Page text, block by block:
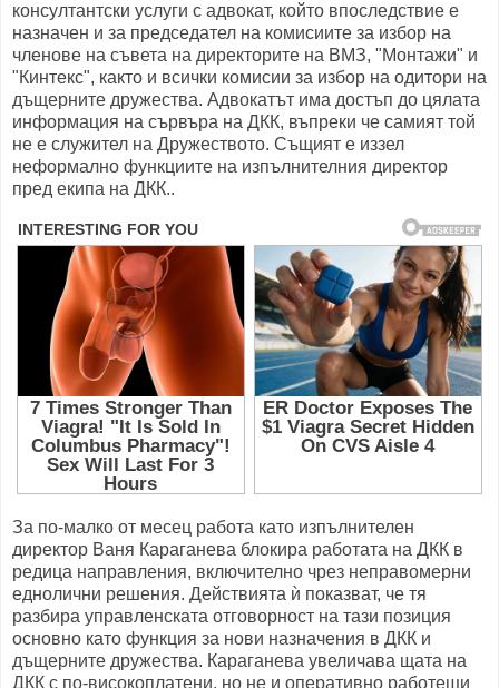
консултантски услуги с адвокат, който впоследствие е
назначен и за председател на комисиите за избор на
членове на съвета на директорите на ВМЗ, "Монтажи" и
"Кинтекс", както и всички комисии за избор на одитори на
дъщерните дружества. Адвокатът има достъп до цялата
информация на сървъра на ДКК, въпреки че самият той
не е служител на Дружеството. Същият е иззел
неформално функциите на изпълнителния директор
пред екипа на ДКК..
За по-малко от месец работа като изпълнителен
директор Ваня Караганева блокира работата на ДКК в
редица направления, включително чрез неправомерни
еднолични решения. Действията ѝ показват, че тя
разбира управленската отговорност на тази позиция
основно като функция за нови назначения в ДКК и
дъщерните дружества. Караганева увеличава щата на
ДКК с по-високоплатени, но не и оперативно работещи